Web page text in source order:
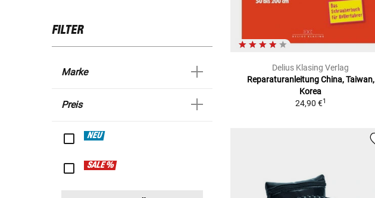
FILTER
Marke
Preis
NEU
SALE %
Delius Klasing Verlag
Reparaturanleitung China, Taiwan,
Korea
24,90 €1